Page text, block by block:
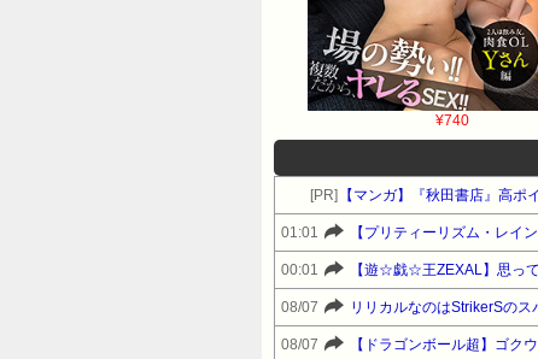
¥740
[PR] 【マンガ】『秋田書店』高ポ
01:01 【プリティーリズム・レイ
00:01 【遊☆戯☆王ZEXAL】思っ
08/07 リリカルなのはStrikerSのス
08/07 【ドラゴンボール超】ゴク